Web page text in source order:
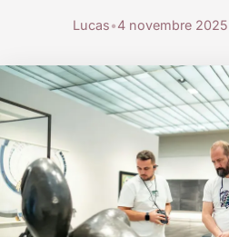
Lucas•4 novembre 2025